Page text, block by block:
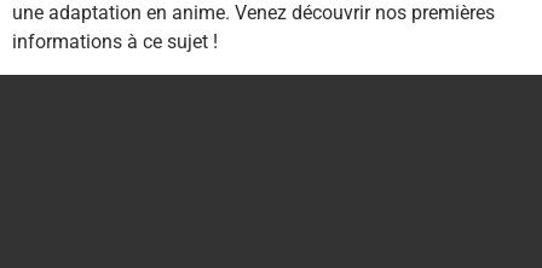
une adaptation en anime. Venez découvrir nos premières
informations à ce sujet !